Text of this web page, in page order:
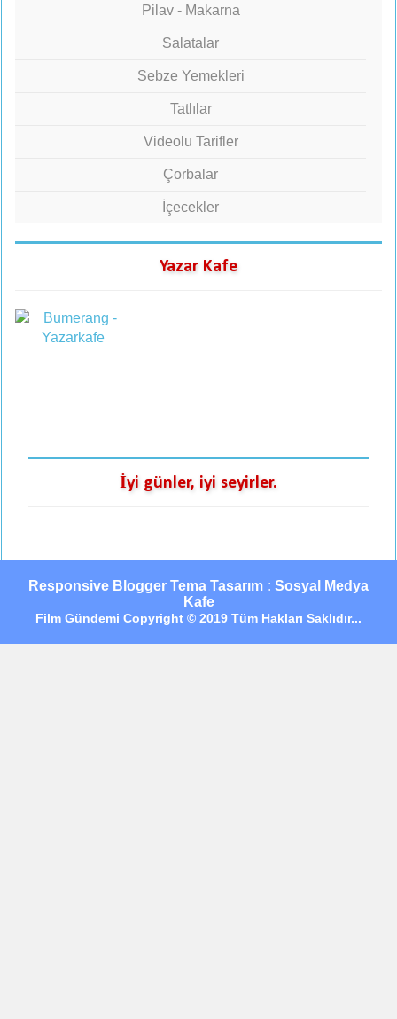
Pilav - Makarna
Salatalar
Sebze Yemekleri
Tatlılar
Videolu Tarifler
Çorbalar
İçecekler
Yazar Kafe
İyi günler, iyi seyirler.
Responsive Blogger Tema Tasarım : Sosyal Medya
Kafe
Film Gündemi Copyright © 2019 Tüm Hakları Saklıdır...